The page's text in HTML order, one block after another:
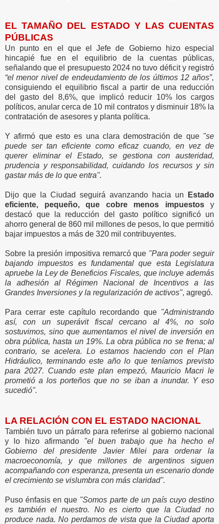
EL TAMAÑO DEL ESTADO Y LAS CUENTAS
PÚBLICAS
Un punto en el que el Jefe de Gobierno hizo especial
hincapié fue en el equilibrio de la cuentas públicas,
señalando que el presupuesto 2024 no tuvo déficit y registró
“el menor nivel de endeudamiento de los últimos 12 años”,
consiguiendo el equilibrio fiscal a partir de una reducción
del gasto del 8,6%, que implicó reducir 10% los cargos
políticos, anular cerca de 10 mil contratos y disminuir 18% la
contratación de asesores y planta política.
Y afirmó que esto es una clara demostración de que "se
puede ser tan eficiente como eficaz cuando, en vez de
querer eliminar el Estado, se gestiona con austeridad,
prudencia y responsabilidad, cuidando los recursos y sin
gastar más de lo que entra".
Dijo que la Ciudad seguirá avanzando hacia un
Estado
eficiente, pequeño, que cobre menos impuestos y
destacó que la reducción del gasto político significó un
ahorro general de 860 mil millones de pesos, lo que permitió
bajar impuestos a más de 320 mil contribuyentes.
Sobre la presión impositiva remarcó que "Para poder seguir
bajando impuestos es fundamental que esta Legislatura
apruebe la Ley de Beneficios Fiscales, que incluye además
la adhesión al Régimen Nacional de Incentivos a las
Grandes Inversiones y la regularización de activos", agregó.
Para cerrar este capítulo recordando que "Administrando
así, con un superávit fiscal cercano al 4%, no solo
sostuvimos, sino que aumentamos el nivel de inversión en
obra pública, hasta un 19%. La obra pública no se frena; al
contrario, se acelera. Lo estamos haciendo con el Plan
Hidráulico, terminando este año lo que teníamos previsto
para 2027. Cuando este plan empezó, Mauricio Macri le
prometió a los porteños que no se iban a inundar. Y eso
sucedió".
LA RELACIÓN CON EL ESTADO NACIONAL
También tuvo un párrafo para referirse al gobierno nacional
y lo hizo afirmando "el buen trabajo que ha hecho el
Gobierno del presidente Javier Milei para ordenar la
macroeconomía, y que millones de argentinos siguen
acompañando con esperanza, presenta un escenario donde
el crecimiento se vislumbra con más claridad".
Puso énfasis en que "Somos parte de un país cuyo destino
es también el nuestro. No es cierto que la Ciudad no
produce nada. No perdamos de vista que la Ciudad aporta